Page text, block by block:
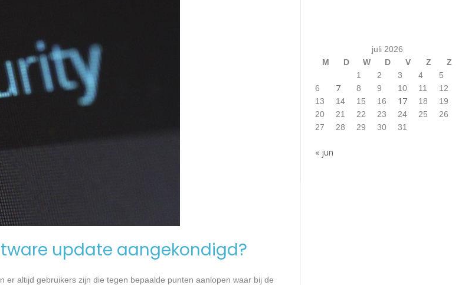
update aangekondigd?
er altijd gebruikers zijn die tegen bepaalde punten aanlopen waar bij de
juli 2026
M
D W D V Z
Z
1
2 3 4
5
6
7 8 9 10 11
12
13
14 15 16 17 18
19
20
21 22 23 24 25
26
27
28 29 30 31
« jun